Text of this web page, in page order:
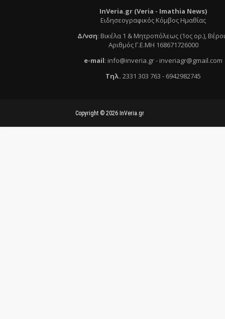
InVeria.gr (Veria - Ιmathia News)
Ειδησεογραφικός Κόμβος Ημαθίας
Δ/νση: Βικέλα 1 & Μητροπόλεως (1ος ορ.),
Αριθμός Γ.Ε.ΜΗ 168671726000
e-mail: info@inveria.gr- inveriagr@gmail.com
Τηλ. 2331 303 763 - 6942982745
Copyright © 2026 InVeria.gr